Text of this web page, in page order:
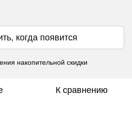
когда появится
накопительной скидки
К сравнению